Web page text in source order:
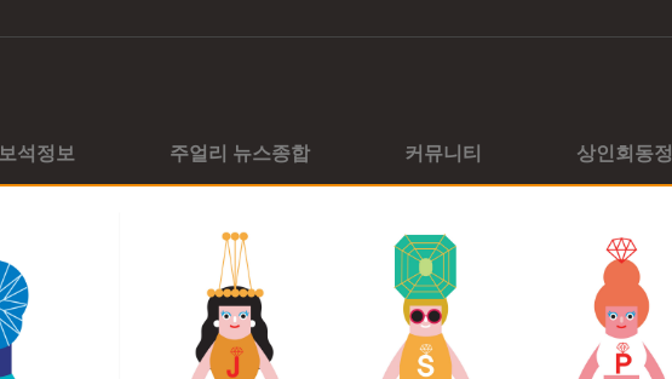
보석정보 주얼리 뉴스종합 커뮤니티 상인회동정